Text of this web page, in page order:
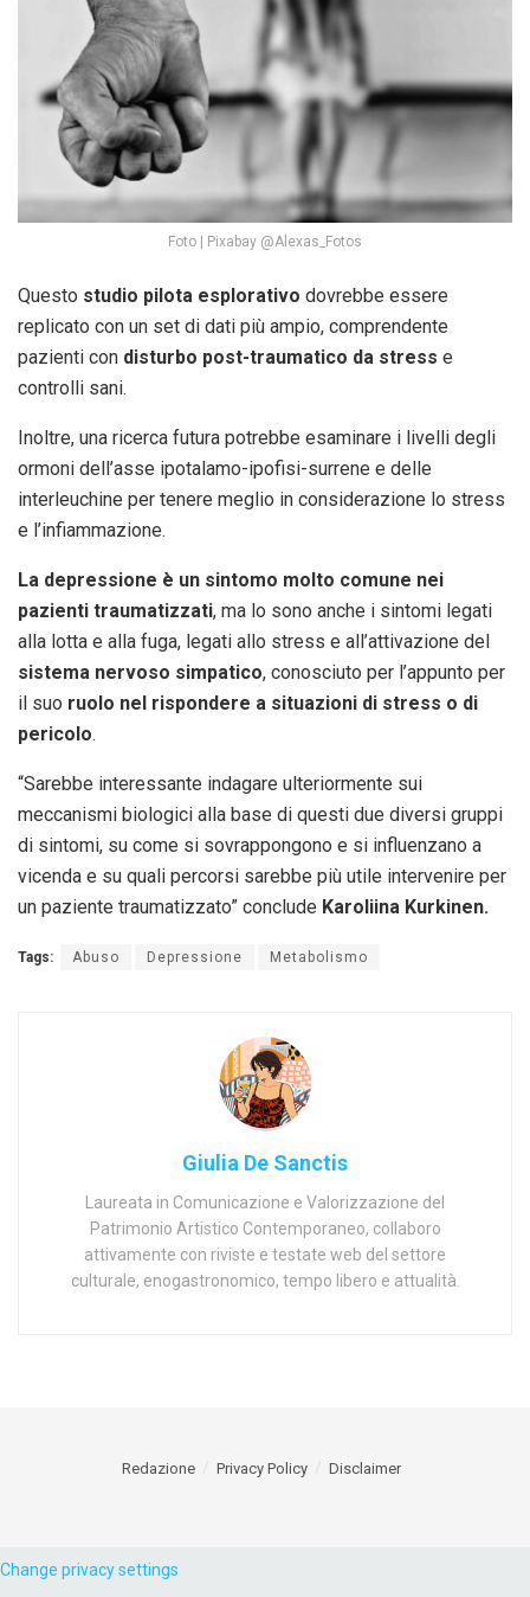
Foto | Pixabay @Alexas_Fotos
Questo studio pilota esplorativo dovrebbe essere
replicato con un set di dati più ampio, comprendente
pazienti con disturbo post-traumatico da stress e
controlli sani.
Inoltre, una ricerca futura potrebbe esaminare i livelli degli
ormoni dell’asse ipotalamo-ipofisi-surrene e delle
interleuchine per tenere meglio in considerazione lo stress
e l’infiammazione.
La depressione è un sintomo molto comune nei
pazienti traumatizzati, ma lo sono anche i sintomi legati
alla lotta e alla fuga, legati allo stress e all’attivazione del
sistema nervoso simpatico, conosciuto per l’appunto per
il suo ruolo nel rispondere a situazioni di stress o di
pericolo.
“Sarebbe interessante indagare ulteriormente sui
meccanismi biologici alla base di questi due diversi gruppi
di sintomi, su come si sovrappongono e si influenzano a
vicenda e su quali percorsi sarebbe più utile intervenire per
un paziente traumatizzato” conclude Karoliina Kurkinen.
Tags: Abuso Depressione Metabolismo
Giulia De Sanctis
Laureata in Comunicazione e Valorizzazione del
Patrimonio Artistico Contemporaneo, collaboro
attivamente con riviste e testate web del settore
culturale, enogastronomico, tempo libero e attualità.
Redazione Privacy Policy Disclaimer
Change privacy settings